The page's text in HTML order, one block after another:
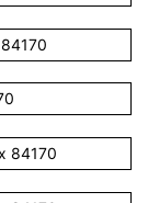
84170